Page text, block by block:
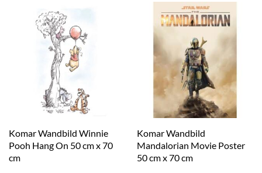
Komar Wandbild Winnie
Pooh Hang On 50 cm x 70
cm
Komar Wandbild
Mandalorian Movie Poster
50 cm x 70 cm